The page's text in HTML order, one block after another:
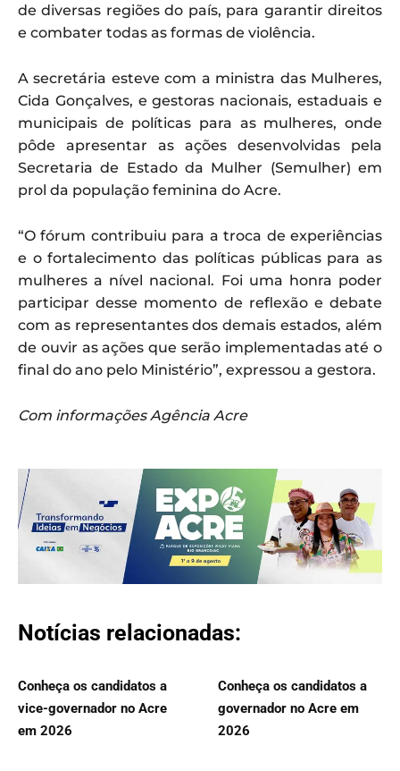
de diversas regiões do país, para garantir direitos
e combater todas as formas de violência.
A secretária esteve com a ministra das Mulheres,
Cida Gonçalves, e gestoras nacionais, estaduais e
municipais de políticas para as mulheres, onde
pôde apresentar as ações desenvolvidas pela
Secretaria de Estado da Mulher (Semulher) em
prol da população feminina do Acre.
“O fórum contribuiu para a troca de experiências
e o fortalecimento das políticas públicas para as
mulheres a nível nacional. Foi uma honra poder
participar desse momento de reflexão e debate
com as representantes dos demais estados, além
de ouvir as ações que serão implementadas até o
final do ano pelo Ministério”, expressou a gestora.
Com informações Agência Acre
Notícias relacionadas:
Conheça os candidatos a
vice-governador no Acre
em 2026
Conheça os candidatos a
governador no Acre em
2026